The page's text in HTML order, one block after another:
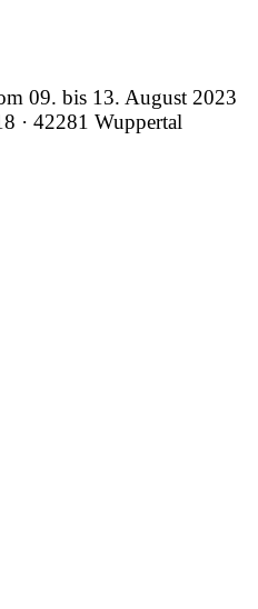
09. bis 13. August 2023
· 42281 Wuppertal